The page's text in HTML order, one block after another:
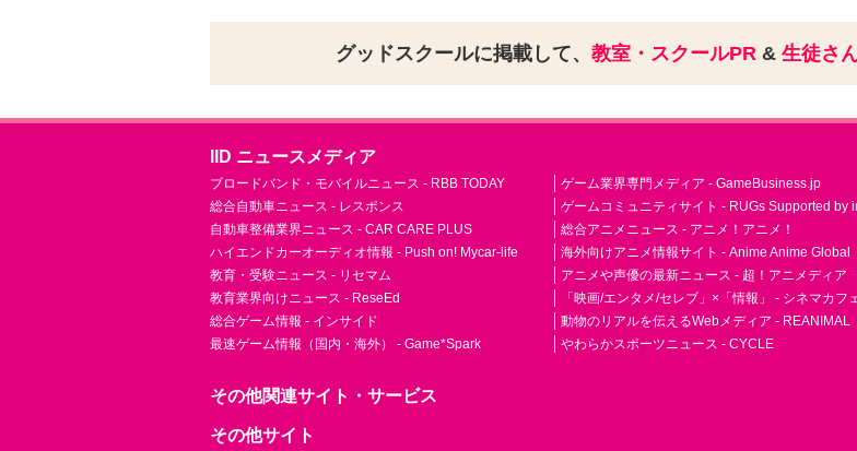
グッドスクールに掲載して、 教室・スクールPR& 生徒さ
IID ニュースメディア
ブロードバンド・モバイルニュース - RBB TODAY
総合自動車ニュース - レスポンス
自動車整備業界ニュース - CAR CARE PLUS
ハイエンドカーオーディオ情報 - Push on! Mycar-life
教育・受験ニュース - リセマム
教育業界向けニュース - ReseEd
総合ゲーム情報 - インサイド
最速ゲーム情報（国内・海外） - Game*Spark
ゲーム業界専門メディア - GameBusiness.jp
ゲームコミュニティサイト - RUGs Supported by
総合アニメニュース - アニメ！アニメ！
海外向けアニメ情報サイト - Anime Anime Global
アニメや声優の最新ニュース - 超！アニメディア
「映画/エンタメ/セレブ」×「情報」 - シネマカフ
動物のリアルを伝えるWebメディア - REANIMAL
やわらかスポーツニュース - CYCLE
その他関連サイト・サービス
その他サイト